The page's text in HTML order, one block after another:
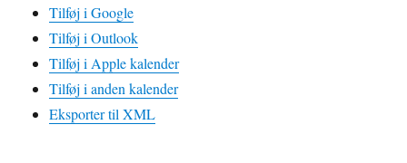
Tilføj i Google
Tilføj i Outlook
Tilføj i Apple kalender
Tilføj i anden kalender
Eksporter til XML